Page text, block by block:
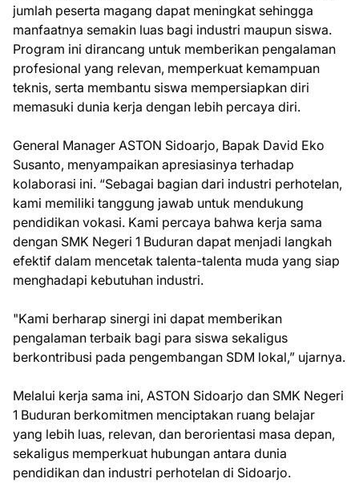
jumlah peserta magang dapat meningkat sehingga
manfaatnya semakin luas bagi industri maupun siswa.
Program ini dirancang untuk memberikan pengalaman
profesional yang relevan, memperkuat kemampuan
teknis, serta membantu siswa mempersiapkan diri
memasuki dunia kerja dengan lebih percaya diri.
General Manager ASTON Sidoarjo, Bapak David Eko
Susanto, menyampaikan apresiasinya terhadap
kolaborasi ini. “Sebagai bagian dari industri perhotelan,
kami memiliki tanggung jawab untuk mendukung
pendidikan vokasi. Kami percaya bahwa kerja sama
dengan SMK Negeri 1 Buduran dapat menjadi langkah
efektif dalam mencetak talenta-talenta muda yang siap
menghadapi kebutuhan industri.
"Kami berharap sinergi ini dapat memberikan
pengalaman terbaik bagi para siswa sekaligus
berkontribusi pada pengembangan SDM lokal,” ujarnya.
Melalui kerja sama ini, ASTON Sidoarjo dan SMK Negeri
1 Buduran berkomitmen menciptakan ruang belajar
yang lebih luas, relevan, dan berorientasi masa depan,
sekaligus memperkuat hubungan antara dunia
pendidikan dan industri perhotelan di Sidoarjo.